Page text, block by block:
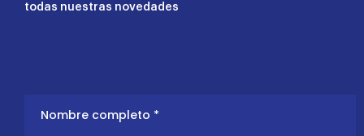
todas nuestras novedades